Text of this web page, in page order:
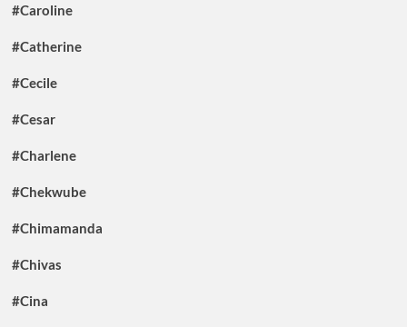
#Caroline
#Catherine
#Cecile
#Cesar
#Charlene
#Chekwube
#Chimamanda
#Chivas
#Cina